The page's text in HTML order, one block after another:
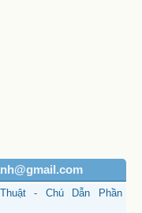
- Chú Dẫn Phần